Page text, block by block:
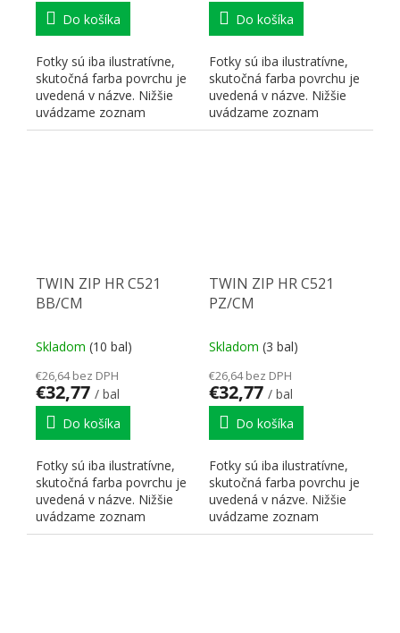
Do košíka
Fotky sú iba ilustratívne,
skutočná farba povrchu je
uvedená v názve. Nižšie
uvádzame zoznam
skratiek pre lepšiu...
Do košíka
Fotky sú iba ilustratívne,
skutočná farba povrchu je
uvedená v názve. Nižšie
uvádzame zoznam
skratiek pre lepšiu...
TWIN ZIP HR C521
BB/CM
Skladom (10 bal)
€26,64 bez DPH
€32,77 / bal
Do košíka
Fotky sú iba ilustratívne,
skutočná farba povrchu je
uvedená v názve. Nižšie
uvádzame zoznam
skratiek pre lepšiu...
TWIN ZIP HR C521
PZ/CM
Skladom (3 bal)
€26,64 bez DPH
€32,77 / bal
Do košíka
Fotky sú iba ilustratívne,
skutočná farba povrchu je
uvedená v názve. Nižšie
uvádzame zoznam
skratiek pre lepšiu...